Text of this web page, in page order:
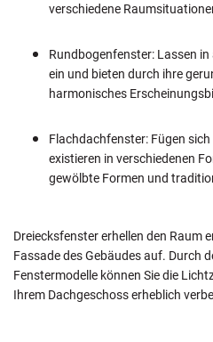
verschiedene
Rundbogenfenster: Lassen
ein und bieten durch ihre
harmonisches
Flachdachfenster: Fügen
existieren in verschiedenen
gewölbte Formen und
Dreiecksfenster erhellen den Raum
Fassade des Gebäudes auf. Durch
Fenstermodelle können Sie die
Ihrem Dachgeschoss erheblich